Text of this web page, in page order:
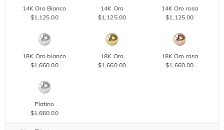
14K Oro Bianco
$1,125.00
14K Oro
$1,125.00
14K Oro rosa
$1,125.00
18K Oro bianco
$1,660.00
18K Oro
$1,660.00
18K Oro rosa
$1,660.00
Platino
$1,660.00